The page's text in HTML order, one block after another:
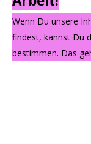
Wenn Du unsere
findest, kannst Du
bestimmen. Das